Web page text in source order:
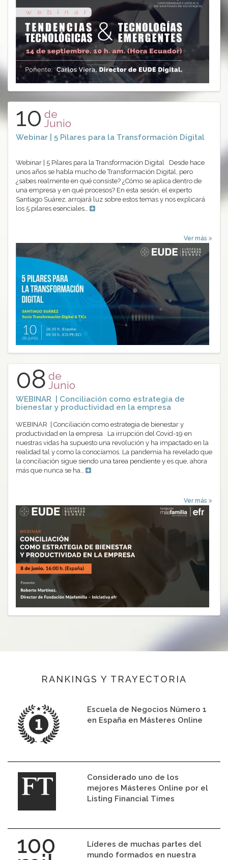
10 de
Junio
Webinar | 5 Pilares para la Transformación Digital
Webinar | 5 Pilares para la Transformación Digital Desde hace
unos años se habla mucho de Transformación Digital, pero
¿sabes realmente en qué consiste? ¿Cómo se aplica dentro de
una empresa y en qué procesos? En esta sesión, el experto
Santiago Suárez, arrojará luz sobre estos temas y nos explicará
los 5 pilares esenciales…
Ver más
08 de
Junio
WEBINAR | Conciliación como estrategia de
bienestar y productividad en la empresa
WEBINAR | Conciliación como estrategia de bienestar y
productividad en la empresa La irrupción del Covid-19 en
nuestras vidas ha supuesto una revolución y ha impactado en la
realidad tal y como la conocíamos. La pandemia ha revelado que
la conciliación sigue siendo una tarea pendiente y es que, ahora
más que nunca se ha…
Ver más
RANKINGS Y TRAYECTORIA
Escuela de Negocios Número 1
en España en Másteres Online
Considerado uno de los
mejores Másteres Online por el
Listing Financial Times
Líderes de muchas partes del
mundo formados en nuestra